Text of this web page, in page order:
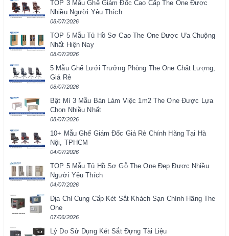
TOP 3 Mẫu Ghế Giám Đốc Cao Cấp The One Được
Nhiều Người Yêu Thích
08/07/2026
TOP 5 Mẫu Tủ Hồ Sơ Cao The One Được Ưa Chuộng
Nhất Hiện Nay
08/07/2026
5 Mẫu Ghế Lưới Trưởng Phòng The One Chất Lượng,
Giá Rẻ
08/07/2026
Bật Mí 3 Mẫu Bàn Làm Việc 1m2 The One Được Lựa
Chọn Nhiều Nhất
08/07/2026
10+ Mẫu Ghế Giám Đốc Giá Rẻ Chính Hãng Tại Hà
Nội, TPHCM
04/07/2026
TOP 5 Mẫu Tủ Hồ Sơ Gỗ The One Đẹp Được Nhiều
Người Yêu Thích
04/07/2026
Địa Chỉ Cung Cấp Két Sắt Khách Sạn Chính Hãng The
One
07/06/2026
Lý Do Sử Dụng Két Sắt Đựng Tài Liệu